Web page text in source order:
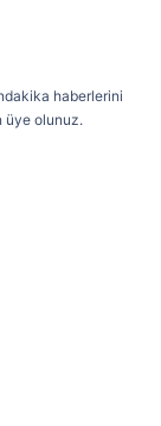
haberlerini
üye olunuz.